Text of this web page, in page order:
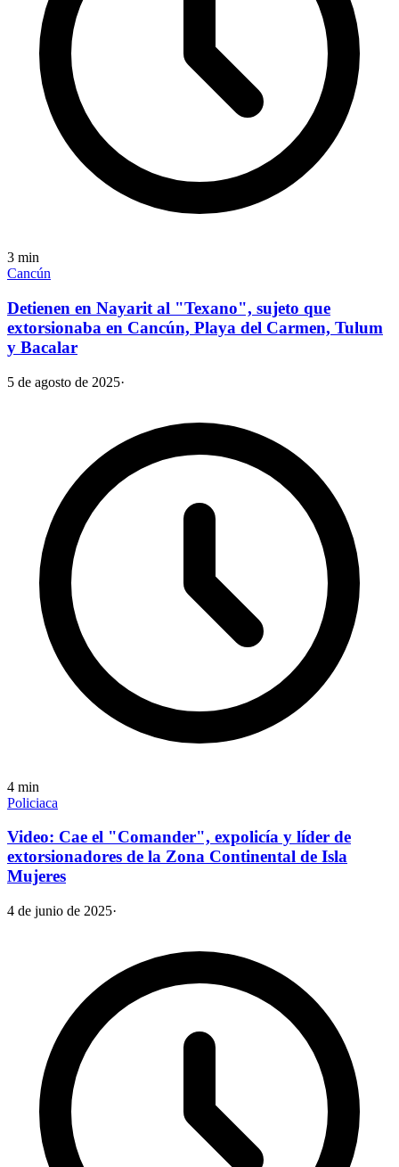
3 min
Cancún
Detienen en Nayarit al "Texano", sujeto que
extorsionaba en Cancún, Playa del Carmen, Tulum
y Bacalar
5 de agosto de 2025·
4 min
Policiaca
Video: Cae el "Comander", expolicía y líder de
extorsionadores de la Zona Continental de Isla
Mujeres
4 de junio de 2025·